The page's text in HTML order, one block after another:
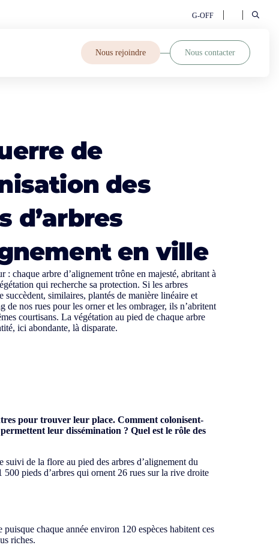
Nous rejoindre Nous contacter
G-OFF
de
des
d’arbres
en ville
: chaque arbre d’alignement trône en majesté, abritant à
qui recherche sa protection. Si les arbres
succèdent, similaires, plantés de manière linéaire et
de nos rues pour les orner et les ombrager, ils n’abritent
courtisans. La végétation au pied de chaque arbre
ici abondante, là disparate.
pour trouver leur place. Comment colonisent-
leur dissémination ? Quel est le rôle des
suivi de la flore au pied des arbres d’alignement du
pieds d’arbres qui ornent 26 rues sur la rive droite
chaque année environ 120 espèces habitent ces
riches.